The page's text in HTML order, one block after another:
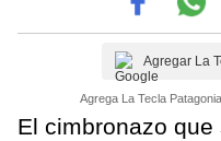
Agregar La
Agrega La Tecla
El cimbronazo